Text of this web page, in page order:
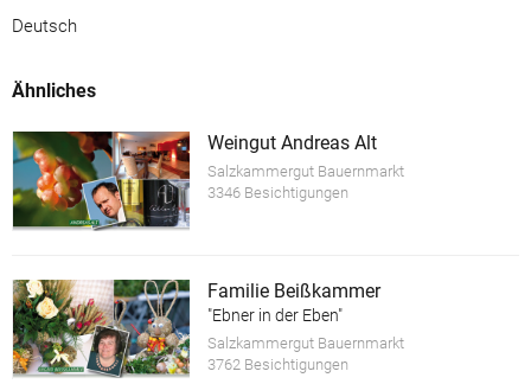
Deutsch
Ähnliches
Weingut Andreas Alt
Salzkammergut Bauernmarkt
3346 Besichtigungen
Familie Beißkammer
"Ebner in der Eben"
Salzkammergut Bauernmarkt
3762 Besichtigungen